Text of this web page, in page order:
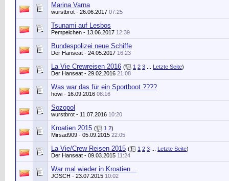
Marina Varna
wurstbrot - 26.06.2017 07:25
Tsunami auf Lesbos
Pempelchen - 13.06.2017 12:39
Bundespolizei neue Schiffe
Der Hanseat - 24.05.2017 16:23
La Vie Crewreisen 2016 ( 1 2 3 Letzte Seite)
Der Hanseat - 29.02.2016 21:08
Was war das für ein Sportboot ????
howi - 16.09.2016 08:16
Sozopol
wurstbrot - 11.07.2016 10:20
Kroatien 2015 ( 1 2)
Mirsad909 - 05.09.2015 22:05
La Vie/Crew Reisen 2015 ( 1 2 3 Letzte Seite)
Der Hanseat - 09.03.2015 11:24
War mal wieder in Kroatien...
JOSCH - 23.07.2015 10:02